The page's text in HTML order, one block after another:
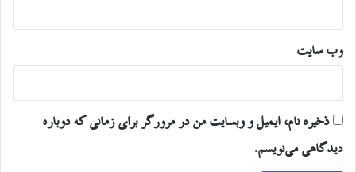
وب‌ سایت
ذخیره نام، ایمیل و وبسایت من در مرورگر برای زمانی که دوباره
دیدگاهی می‌نویسم.